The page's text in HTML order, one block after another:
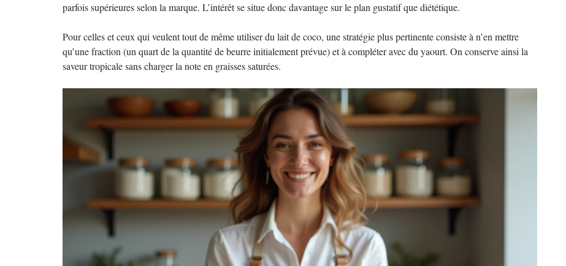
parfois supérieures selon la marque. L’intérêt se situe donc davantage sur le plan gustatif que diététique.
Pour celles et ceux qui veulent tout de même utiliser du lait de coco, une stratégie plus pertinente consiste à n’en mettre
qu’une fraction (un quart de la quantité de beurre initialement prévue) et à compléter avec du yaourt. On conserve ainsi la
saveur tropicale sans charger la note en graisses saturées.